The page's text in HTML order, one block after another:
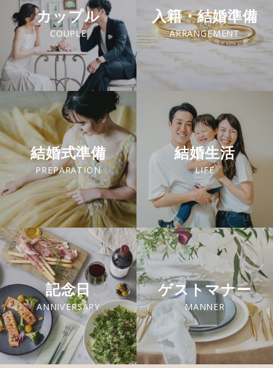
カップル
COUPLE
入籍・結婚準備
ARRANGEMENT
結婚式準備
PREPARATION
結婚生活
LIFE
記念日
ANNIVERSARY
ゲストマナー
MANNER